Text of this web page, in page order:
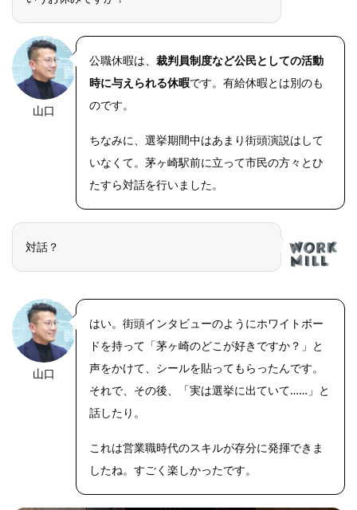
山口
公職休暇は、 裁判員制度など公民としての活動
時に与えられる休暇です。有給休暇とは別のも
のです。
ちなみに、選挙期間中はあまり街頭演説はして
いなくて。茅ヶ崎駅前に立って市民の方々とひ
たすら対話を行いました。
対話？
山口
はい。街頭インタビューのようにホワイトボー
ドを持って「茅ヶ崎のどこが好きですか？」と
声をかけて、シールを貼ってもらったんです。
それで、その後、「実は選挙に出ていて……」と
話したり。
これは営業職時代のスキルが存分に発揮できま
したね。すごく楽しかったです。